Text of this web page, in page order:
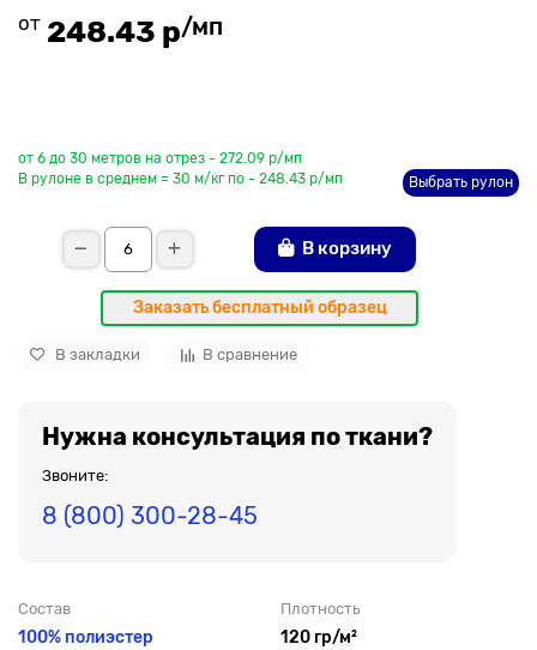
от 248.43 р/мп
от 6 до 30 метров на отрез - 272.09 р/мп
В рулоне в среднем = 30 м/кг по - 248.43 р/мп
Выбрать рулон
В корзину
Заказать бесплатный образец
В закладки В сравнение
Нужна консультация по ткани?
Звоните:
8 (800) 300-28-45
Состав
100% полиэстер
Плотность
120 гр/м²